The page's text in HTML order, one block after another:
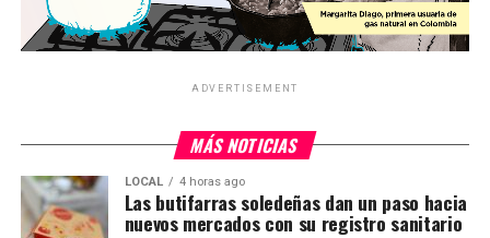
ADVERTISEMENT
MÁS NOTICIAS
LOCAL 4 horas ago
Las butifarras soledeñas dan un paso hacia
nuevos mercados con su registro sanitario